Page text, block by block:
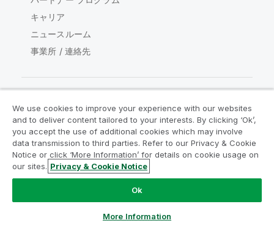
キャリア
ニュースルーム
事業所 / 連絡先
Qlik コミュニティ
法的契約 製品規約
Legal Policies
リーガルポリシー
利用規約
Do Not Share My Info
Copyright © 1993-2026 QlikTech International AB.無断複写・
We use cookies to improve your experience with our websites
and to deliver content tailored to your interests. By clicking ‘Ok’,
you accept the use of additional cookies which may involve
data transmission to third parties. Refer to our Privacy & Cookie
Notice or click ‘More Information’ for details on cookie usage on
our sites. Privacy & Cookie Notice
Ok
More Information